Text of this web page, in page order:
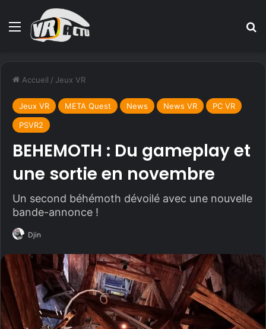
Menu
Accueil / Jeux VR
Jeux VR META Quest News News VR
PC VR
PSVR2
BEHEMOTH : Du gameplay et
une sortie en novembre
Un second béhémoth dévoilé avec une nouvelle
bande-annonce !
Djin